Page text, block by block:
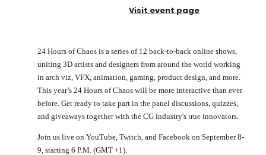
Visit event page
24 Hours of Chaos is a series of 12 back-to-back online shows,
uniting 3D artists and designers from around the world working
in arch viz, VFX, animation, gaming, product design, and more.
This year’s 24 Hours of Chaos will be more interactive than ever
before. Get ready to take part in the panel discussions, quizzes,
and giveaways together with the CG industry's true innovators.
Join us live on YouTube, Twitch, and Facebook on September 8-
9, starting 6 P.M. (GMT +1).